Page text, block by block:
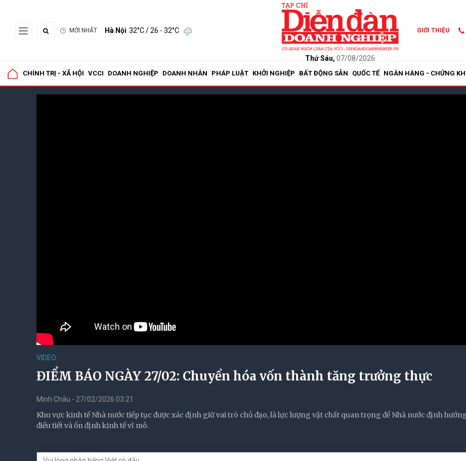
MỚI NHẤT Hà Nội 32°C/ 26 - 32°C
Thứ Sáu, 07/08/2026
GIỚI THIỆU
CHÍNH TRỊ - XÃ HỘI VCCI DOANH NGHIỆP DOANH NHÂN PHÁP LUẬT KHỞI NGHIỆP BẤT ĐỘNG SẢN QUỐC TẾ NGÂN HÀNG - CHỨNG
VIDEO
ĐIỂM BÁO NGÀY 27/02: Chuyển hóa vốn thành tăng trưởng thực
Minh Châu - 27/02/2026 03:21
Khu vực kinh tế Nhà nước tiếp tục được xác định giữ vai trò chủ đạo, là lực lượng vật chất quan trọng để Nhà nước định
điều tiết và ổn định kinh tế vĩ mô.